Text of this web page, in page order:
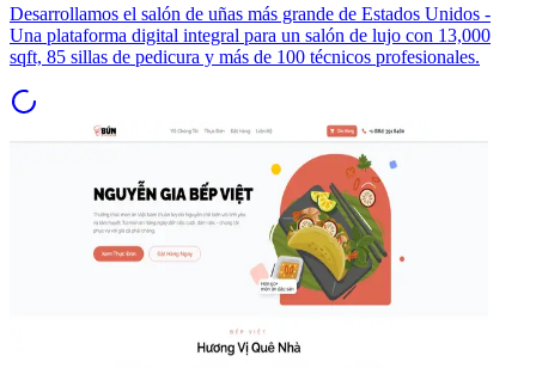
Desarrollamos el salón de uñas más grande de Estados Unidos -
Una plataforma digital integral para un salón de lujo con 13,000
sqft, 85 sillas de pedicura y más de 100 técnicos profesionales.